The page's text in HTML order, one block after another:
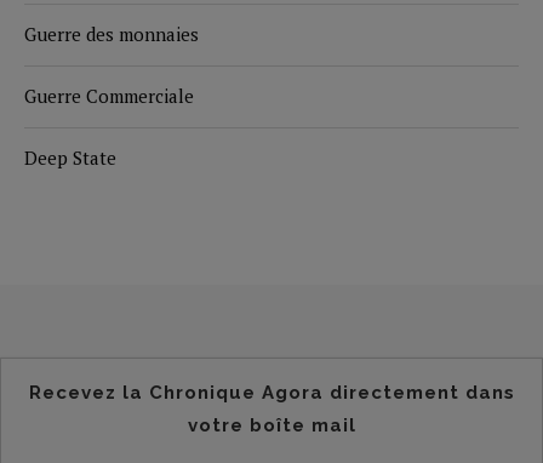
Guerre des monnaies
Guerre Commerciale
Deep State
Recevez la Chronique Agora directement dans
votre boîte mail